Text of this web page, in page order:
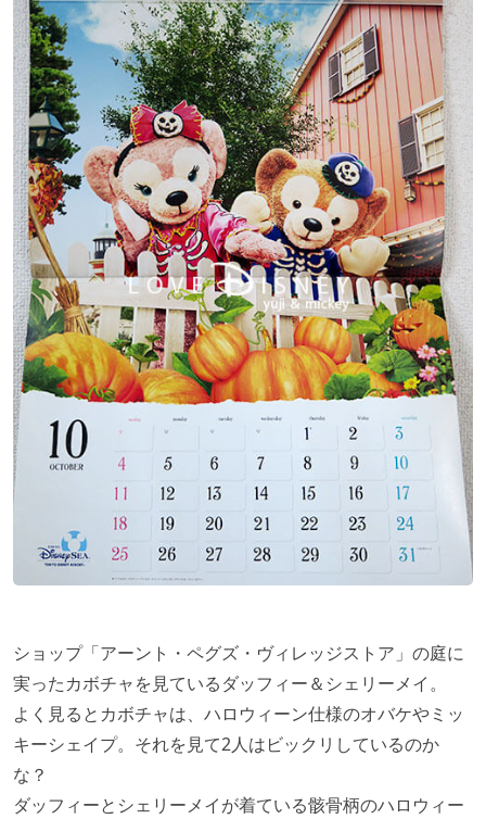
ショップ「アーント・ペグズ・ヴィレッジストア」の庭に
実ったカボチャを見ているダッフィー＆シェリーメイ。
よく見るとカボチャは、ハロウィーン仕様のオバケやミッ
キーシェイプ。それを見て2人はビックリしているのか
な？
ダッフィーとシェリーメイが着ている骸骨柄のハロウィー